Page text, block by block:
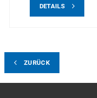
DETAILS
ZURÜCK